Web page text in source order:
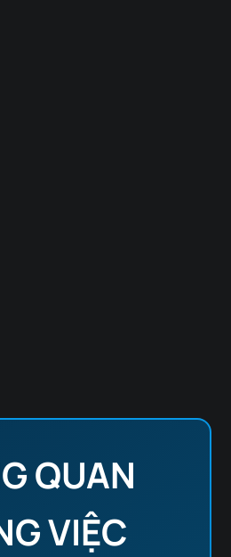
QUAN
VIỆC